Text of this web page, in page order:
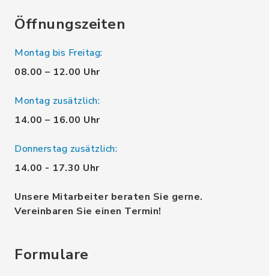
Öffnungszeiten
Montag bis Freitag:
08.00 – 12.00 Uhr
Montag zusätzlich:
14.00 – 16.00 Uhr
Donnerstag zusätzlich:
14.00 - 17.30 Uhr
Unsere Mitarbeiter beraten Sie gerne.
Vereinbaren Sie einen Termin!
Formulare